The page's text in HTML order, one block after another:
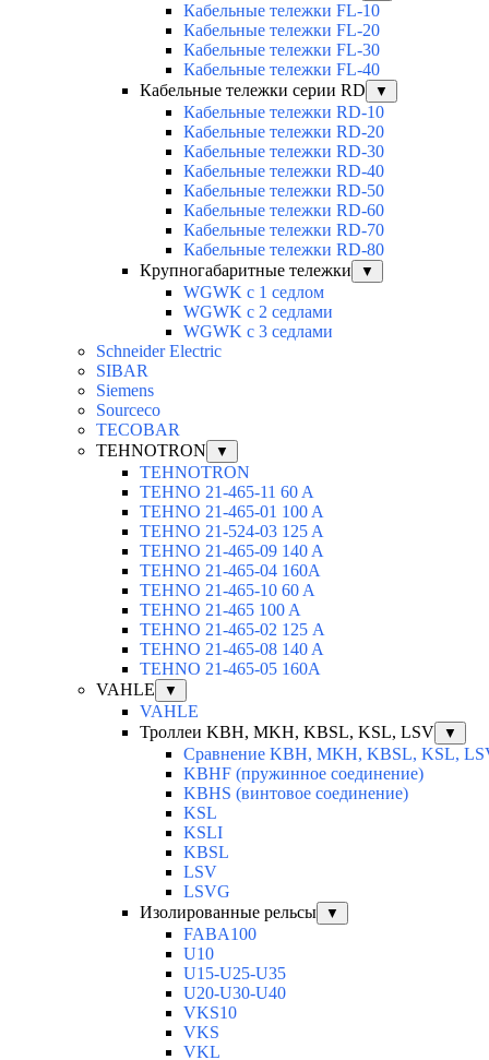
Кабельные тележки FL-10
Кабельные тележки FL-20
Кабельные тележки FL-30
Кабельные тележки FL-40
Кабельные тележки серии RD
▼
Кабельные тележки RD-10
Кабельные тележки RD-20
Кабельные тележки RD-30
Кабельные тележки RD-40
Кабельные тележки RD-50
Кабельные тележки RD-60
Кабельные тележки RD-70
Кабельные тележки RD-80
Крупногабаритные тележки
▼
WGWK с 1 седлом
WGWK c 2 седлами
WGWK c 3 седлами
Schneider Electric
SIBAR
Siemens
Sourceco
TECOBAR
TEHNOTRON
▼
TEHNOTRON
TEHNO 21-465-11 60 A
TEHNO 21-465-01 100 A
TEHNO 21-524-03 125 A
TEHNO 21-465-09 140 A
TEHNO 21-465-04 160A
TEHNO 21-465-10 60 A
TEHNO 21-465 100 A
TEHNO 21-465-02 125 А
TEHNO 21-465-08 140 A
TEHNO 21-465-05 160A
VAHLE
▼
VAHLE
Троллеи KBH, MKH, KBSL, KSL, LSV
▼
Сравнение KBH, MKH, KBSL, KSL,
KBHF (пружинное соединение)
KBHS (винтовое соединение)
KSL
KSLI
KBSL
LSV
LSVG
Изолированные рельсы
▼
FABA100
U10
U15-U25-U35
U20-U30-U40
VKS10
VKS
VKL